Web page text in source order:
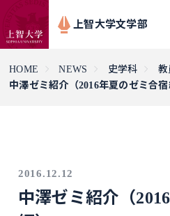
上智大学文学部
HOME NEWS 史学科
教
中澤ゼミ紹介（2016年夏のゼミ合宿
2016.12.12
中澤ゼミ紹介（